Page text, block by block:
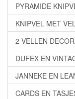
PYRAMIDE
KNIPVEL MET
2 VELLEN
DUFEX EN
JANNEKE EN
CARDS EN